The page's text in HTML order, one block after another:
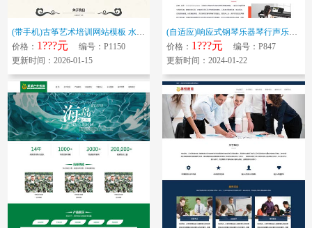
(带手机)古筝艺术培训网站模板 水墨古典风格网站源码下载
价格： 1???元 编号：P1150
更新时间：2026-01-15
(自适应)响应式钢琴乐器琴行声乐音乐器材企业网站模板 声乐培训艺术培训网...
价格： 1???元 编号：P847
更新时间：2024-01-22